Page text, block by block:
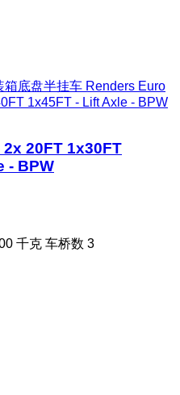
箱底盘半挂车 Renders Euro
1x45FT - Lift Axle - BPW
20FT 1x30FT
- BPW
千克 车桥数 3